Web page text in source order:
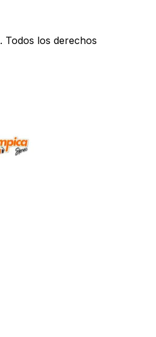
. Todos los derechos